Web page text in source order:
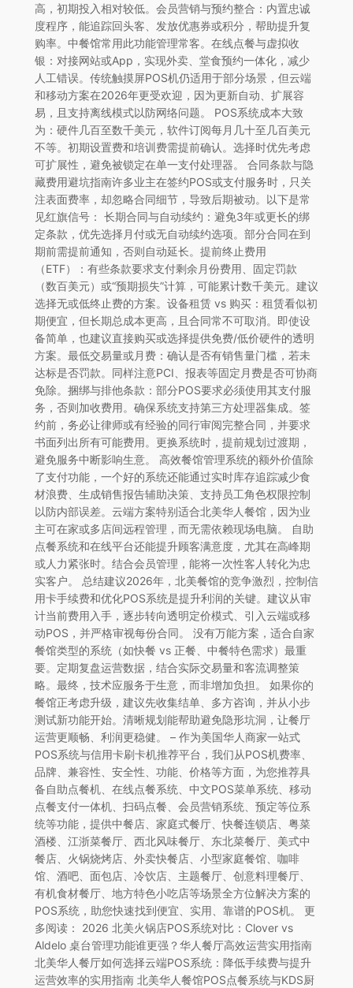
高，初期投入相对较低。会员营销与预约整合：内置忠诚
度程序，能追踪回头客、发放优惠券或积分，帮助提升复
购率。中餐馆常用此功能管理常客。在线点餐与虚拟收
银：对接网站或App，实现外卖、堂食预约一体化，减少
人工错误。传统触摸屏POS机仍适用于部分场景，但云端
和移动方案在2026年更受欢迎，因为更新自动、扩展容
易，且支持离线模式以防网络问题。 POS系统成本大致
为：硬件几百至数千美元，软件订阅每月几十至几百美元
不等。初期设置费和培训费需提前确认。选择时优先考虑
可扩展性，避免被锁定在单一支付处理器。 合同条款与隐
藏费用避坑指南许多业主在签约POS或支付服务时，只关
注表面费率，却忽略合同细节，导致后期被动。以下是常
见红旗信号： 长期合同与自动续约：避免3年或更长的绑
定条款，优先选择月付或无自动续约选项。部分合同在到
期前需提前通知，否则自动延长。提前终止费用
（ETF）：有些条款要求支付剩余月份费用、固定罚款
（数百美元）或“预期损失”计算，可能累计数千美元。建议
选择无或低终止费的方案。设备租赁 vs 购买：租赁看似初
期便宜，但长期总成本更高，且合同常不可取消。即使设
备简单，也建议直接购买或选择提供免费/低价硬件的透明
方案。最低交易量或月费：确认是否有销售量门槛，若未
达标是否罚款。同样注意PCI、报表等固定月费是否可协商
免除。捆绑与排他条款：部分POS要求必须使用其支付服
务，否则加收费用。确保系统支持第三方处理器集成。签
约前，务必让律师或有经验的同行审阅完整合同，并要求
书面列出所有可能费用。更换系统时，提前规划过渡期，
避免服务中断影响生意。 高效餐馆管理系统的额外价值除
了支付功能，一个好的系统还能通过实时库存追踪减少食
材浪费、生成销售报告辅助决策、支持员工角色权限控制
以防内部误差。云端方案特别适合北美华人餐馆，因为业
主可在家或多店间远程管理，而无需依赖现场电脑。 自助
点餐系统和在线平台还能提升顾客满意度，尤其在高峰期
或人力紧张时。结合会员管理，能将一次性客人转化为忠
实客户。 总结建议2026年，北美餐馆的竞争激烈，控制信
用卡手续费和优化POS系统是提升利润的关键。建议从审
计当前费用入手，逐步转向透明定价模式、引入云端或移
动POS，并严格审视每份合同。 没有万能方案，适合自家
餐馆类型的系统（如快餐 vs 正餐、中餐特色需求）最重
要。定期复盘运营数据，结合实际交易量和客流调整策
略。最终，技术应服务于生意，而非增加负担。 如果你的
餐馆正考虑升级，建议先收集结单、多方咨询，并从小步
测试新功能开始。清晰规划能帮助避免隐形坑洞，让餐厅
运营更顺畅、利润更稳健。 – 作为美国华人商家一站式
POS系统与信用卡刷卡机推荐平台，我们从POS机费率、
品牌、兼容性、安全性、功能、价格等方面，为您推荐具
备自助点餐机、在线点餐系统、中文POS菜单系统、移动
点餐支付一体机、扫码点餐、会员营销系统、预定等位系
统等功能，提供中餐店、家庭式餐厅、快餐连锁店、粤菜
酒楼、江浙菜餐厅、西北风味餐厅、东北菜餐厅、美式中
餐店、火锅烧烤店、外卖快餐店、小型家庭餐馆、咖啡
馆、酒吧、面包店、冷饮店、主题餐厅、创意料理餐厅、
有机食材餐厅、地方特色小吃店等场景全方位解决方案的
POS系统，助您快速找到便宜、实用、靠谱的POS机。 更
多阅读： 2026 北美火锅店POS系统对比：Clover vs
Aldelo 桌台管理功能谁更强？华人餐厅高效运营实用指南
北美华人餐厅如何选择云端POS系统：降低手续费与提升
运营效率的实用指南 北美华人餐馆POS点餐系统与KDS厨